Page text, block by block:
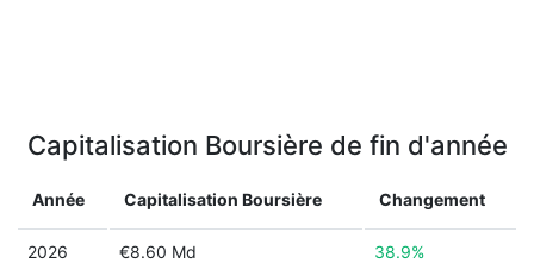
Capitalisation Boursière de fin d'année
Année Capitalisation Boursière Changement
2026 €8.60 Md 38.9%